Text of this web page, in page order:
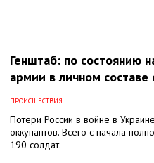
Генштаб: по состоянию
армии в личном составе
ПРОИСШЕСТВИЯ
Потери России в войне в
оккупантов. Всего с начала
190 солдат.